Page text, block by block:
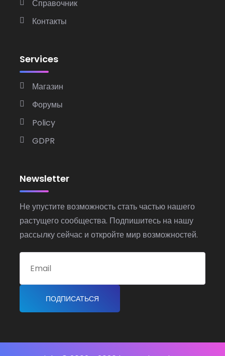
Справочник
Контакты
Services
Магазин
Форумы
Policy
GDPR
Newsletter
Не упустите возможность стать частью нашего
растущего сообщества. Подпишитесь на нашу
рассылку сейчас и откройте мир возможностей.
ПОДПИСАТЬСЯ